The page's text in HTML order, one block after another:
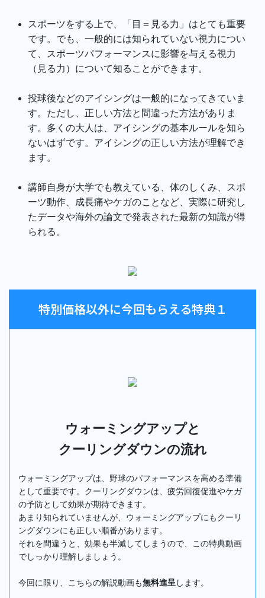
スポーツをする上で、「目＝見る力」はとても重要
です。でも、一般的には知られていない視力につい
て、スポーツパフォーマンスに影響を与える視力
（見る力）について知ることができます。
投球後などのアイシングは一般的になってきていま
す。ただし、正しい方法と間違った方法がありま
す。多くの大人は、アイシングの基本ルールを知ら
ないはずです。アイシングの正しい方法が理解でき
ます。
講師自身が大学でも教えている、体のしくみ、スポ
ーツ動作、成長痛やケガのことなど、実際に研究し
たデータや海外の論文で発表された最新の知識が得
られる。
特別価格以外に今回もらえる特典１
ウォーミングアップと
クーリングダウンの流れ
ウォーミングアップは、野球のパフォーマンスを高める準備
として重要です。クーリングダウンは、疲労回復促進やケガ
の予防として効果が期待できます。
あまり知られていませんが、ウォーミングアップにもクーリ
ングダウンにも正しい順番があります。
それを間違うと、効果も半減してしまうので、この特典動画
でしっかり理解しましょう。
今回に限り、こちらの解説動画も無料進呈します。